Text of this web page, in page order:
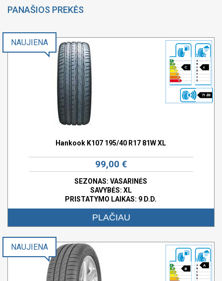
PANAŠIOS PREKĖS
C c
71 dB
NAUJIENA
Hankook K107 195/40 R17 81W XL
99,00 €
SEZONAS: VASARINĖS
SAVYBĖS: XL
PRISTATYMO LAIKAS: 9 D.D.
PLAČIAU
B
A
NAUJIENA